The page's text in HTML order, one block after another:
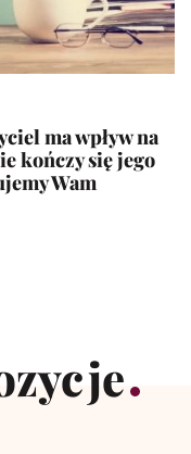
ma wpływ na
kończy się jego
Wam